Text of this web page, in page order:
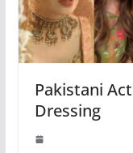
Pakistani
Dressing